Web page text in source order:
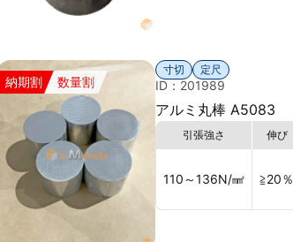
納期割 数量割
寸切 定尺
ID：201989
アルミ丸棒 A5083
引張強さ
110～136N/㎟
伸び
≧20％